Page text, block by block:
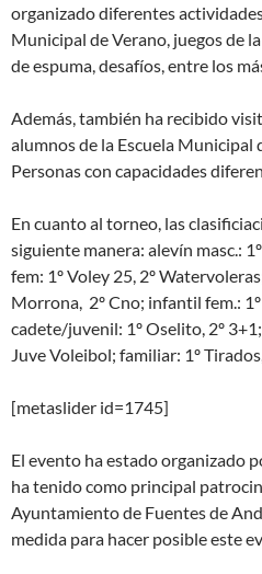
organizado diferentes
Municipal de Verano, juegos de
de espuma, desafíos, entre los
Además, también ha recibido
alumnos de la Escuela Municipal
Personas con capacidades
En cuanto al torneo, las
siguiente manera: alevín masc.:
fem: 1º Voley 25, 2º
Morrona, 2º Cno; infantil fem.:
cadete/juvenil: 1º Oselito, 2º
Juve Voleibol; familiar: 1º
[metaslider id=1745]
El evento ha estado organizado
ha tenido como principal
Ayuntamiento de Fuentes de
medida para hacer posible este